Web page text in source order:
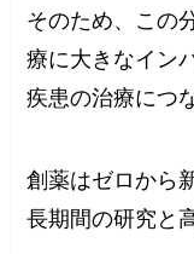
そのため、この
療に大きなイン
疾患の治療につ
創薬はゼロから
長期間の研究と